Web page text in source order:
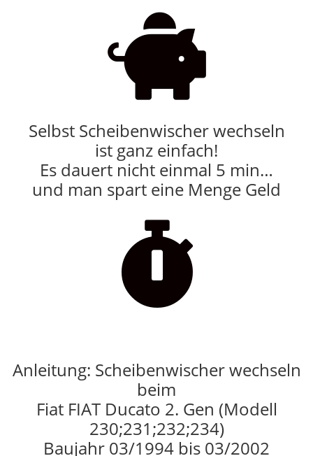

Selbst Scheibenwischer wechseln
ist ganz einfach!
Es dauert nicht einmal 5 min…
und man spart eine Menge Geld

Anleitung: Scheibenwischer wechseln
beim
Fiat FIAT Ducato 2. Gen (Modell
230;231;232;234)
Baujahr 03/1994 bis 03/2002